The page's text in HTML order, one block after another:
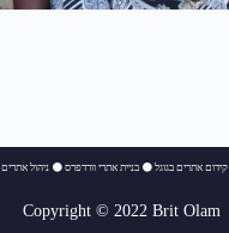
קידום אתרים בגוגל ⚫ בניית אתרי וורדפרס ⚫ ניהול אתרים
Copyright © 2022 Brit Olam